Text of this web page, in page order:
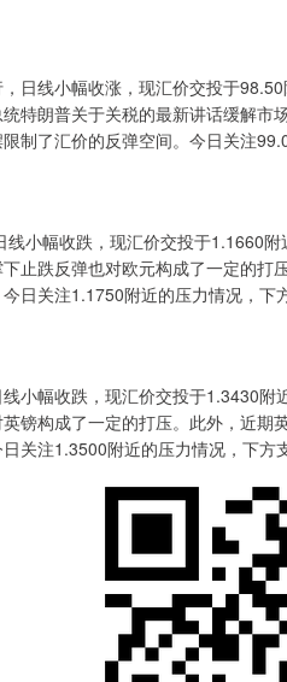
线小幅收涨，现汇价交投于
特朗普关于关税的最新讲话缓解
制了汇价的反弹空间。今日关注
幅收跌，现汇价交投于1.1660附
止跌反弹也对欧元构成了一定的
日关注1.1750附近的压力情况，下
幅收跌，现汇价交投于1.3430附
镑构成了一定的打压。此外，近
关注1.3500附近的压力情况，下方